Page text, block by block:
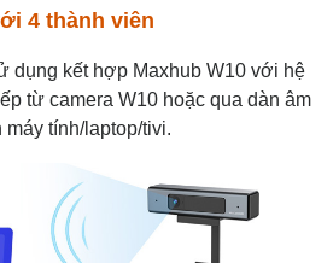
4 thành viên
dụng kết hợp Maxhub W10 với hệ
từ camera W10 hoặc qua dàn âm
máy tính/laptop/tivi.